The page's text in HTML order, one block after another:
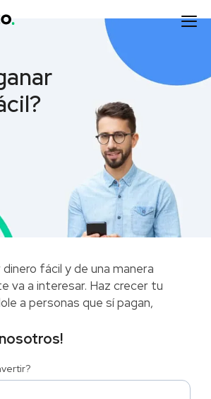
fácil y de una manera
va a interesar. Haz crecer tu
a personas que sí pagan,